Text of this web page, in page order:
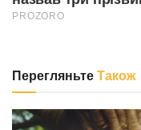
ПерегляньтеТакож